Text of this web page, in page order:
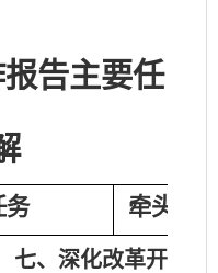
告主要任
务 牵头领
七、深化改革开放